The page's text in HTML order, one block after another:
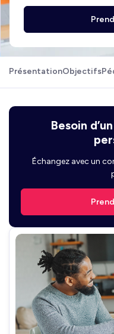
PrésentationObjectifs
Besoin
Échangez avec un